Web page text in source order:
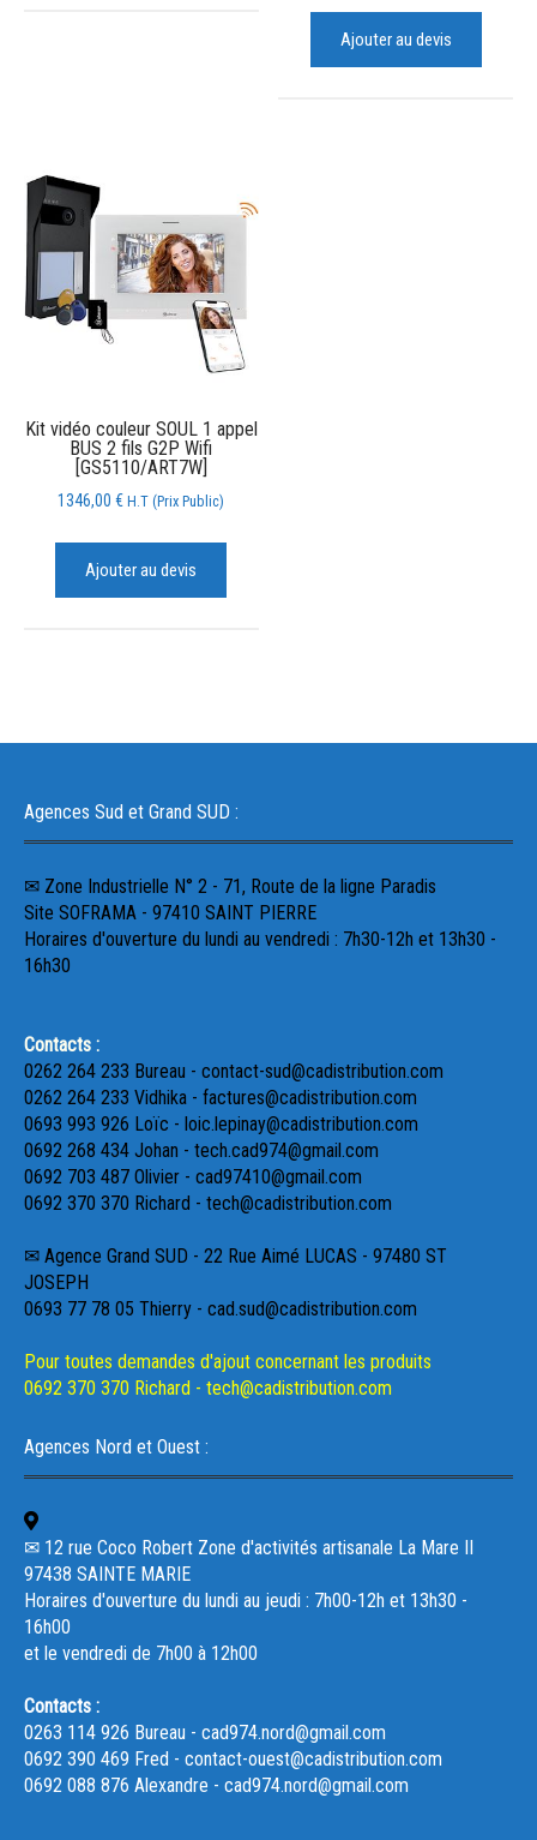
Ajouter au devis
Kit vidéo couleur SOUL 1 appel
BUS 2 fils G2P Wifi
[GS5110/ART7W]
1346,00€ H.T (Prix Public)
Ajouter au devis
Agences Sud et Grand SUD :
✉ Zone Industrielle N° 2 - 71, Route de la ligne Paradis
Site SOFRAMA - 97410 SAINT PIERRE
Horaires d'ouverture du lundi au vendredi : 7h30-12h et 13h30 -
16h30
Contacts :
0262 264 233 Bureau - contact-sud@cadistribution.com
0262 264 233 Vidhika - factures@cadistribution.com
0693 993 926 Loïc - loic.lepinay@cadistribution.com
0692 268 434 Johan - tech.cad974@gmail.com
0692 703 487 Olivier - cad97410@gmail.com
0692 370 370 Richard - tech@cadistribution.com
✉ Agence Grand SUD - 22 Rue Aimé LUCAS - 97480 ST
JOSEPH
0693 77 78 05 Thierry - cad.sud@cadistribution.com
Pour toutes demandes d'ajout concernant les produits
0692 370 370 Richard - tech@cadistribution.com
Agences Nord et Ouest :
✉ 12 rue Coco Robert Zone d'activités artisanale La Mare II
97438 SAINTE MARIE
Horaires d'ouverture du lundi au jeudi : 7h00-12h et 13h30 -
16h00
et le vendredi de 7h00 à 12h00
Contacts :
0263 114 926 Bureau - cad974.nord@gmail.com
0692 390 469 Fred - contact-ouest@cadistribution.com
0692 088 876 Alexandre - cad974.nord@gmail.com